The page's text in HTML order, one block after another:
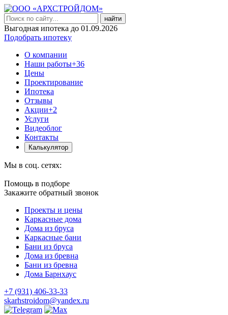
найти
Выгодная ипотека до 01.09.2026
Подобрать ипотеку
О компании
Наши работы+36
Цены
Проектирование
Ипотека
Отзывы
Акции+2
Услуги
Видеоблог
Контакты
Калькулятор
Мы в соц. сетях:
Помощь в подборе
Закажите обратный звонок
Проекты и цены
Каркасные дома
Дома из бруса
Каркасные бани
Бани из бруса
Дома из бревна
Бани из бревна
Дома Барнхаус
+7 (931) 406-33-33
skarhstroidom@yandex.ru